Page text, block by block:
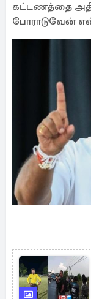
கட்டணத்தை
போராடுவேன்